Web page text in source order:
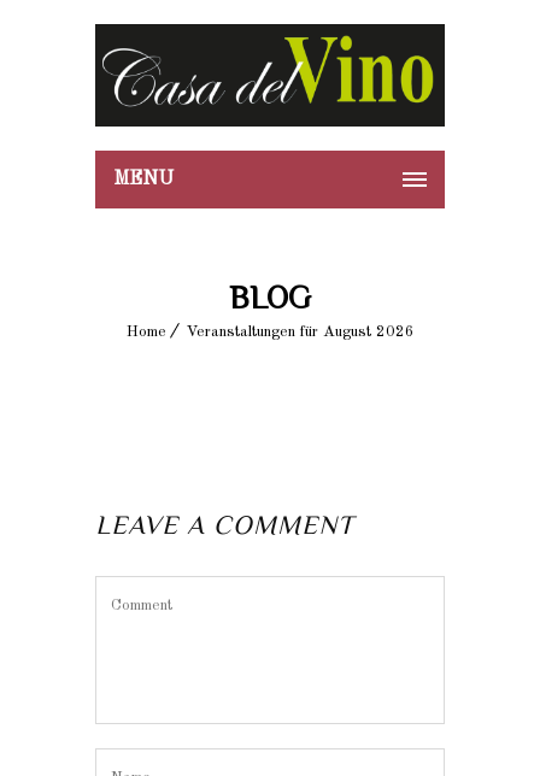
MENU
BLOG
Home Veranstaltungen für August 2026
LEAVE A COMMENT